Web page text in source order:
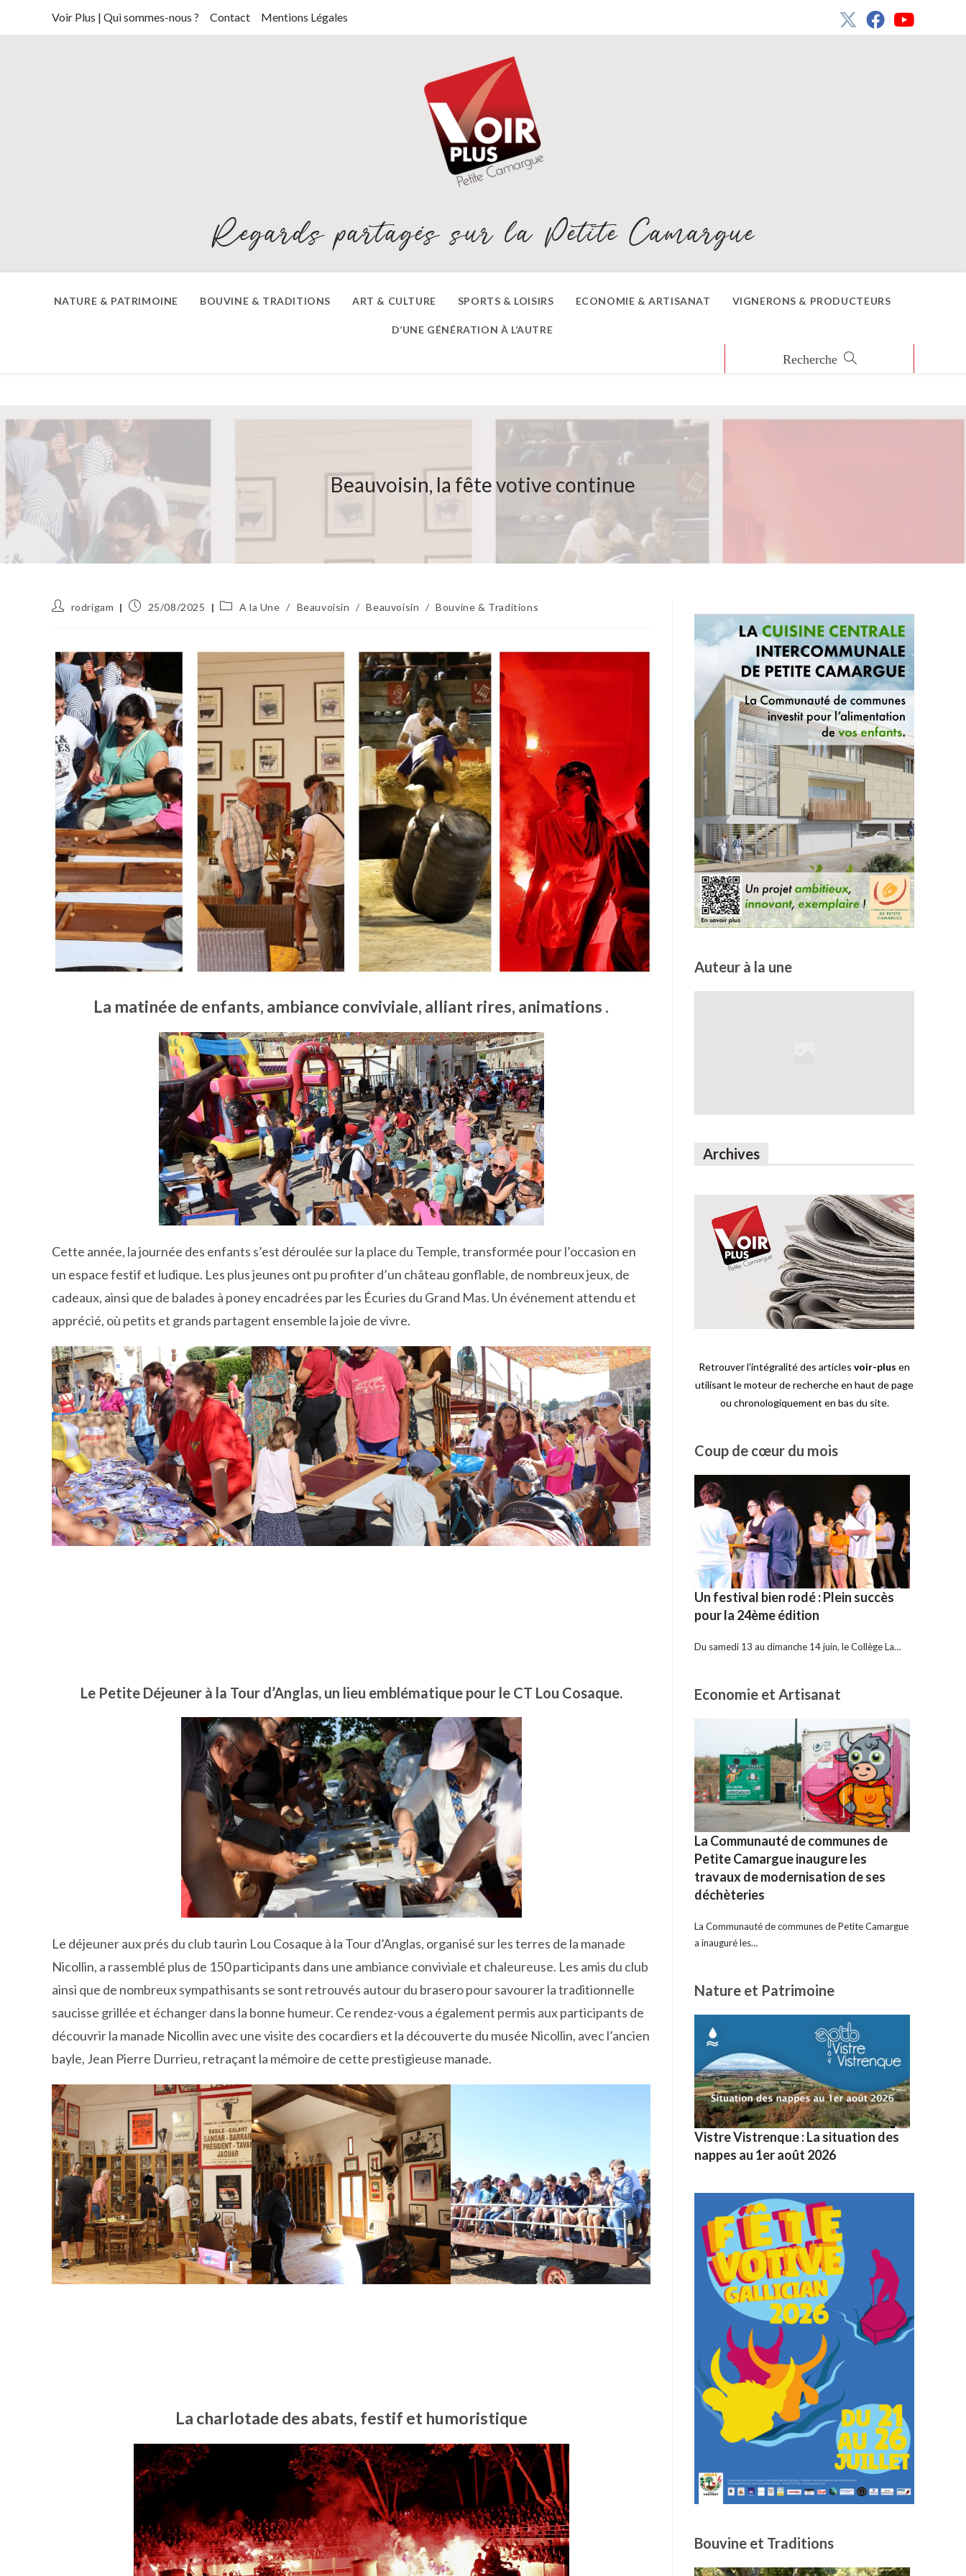
Voir Plus | Qui sommes-nous ? Contact Mentions Légales
Regards partagés sur la Petite Camargue
NATURE & PATRIMOINE BOUVINE & TRADITIONS ART & CULTURE SPORTS & LOISIRS ECONOMIE & ARTISANAT VIGNERONS & PRODUCTEURS
D’UNE GÉNÉRATION À L’AUTRE
Beauvoisin, la fête votive continue
Auteur/autrice
rodrigam
Publication
25/08/2025
PostA la Une / Beauvoisin / Beauvoisin / Bouvine & Traditions
La matinée de enfants, ambiance conviviale, alliant rires, animations .
Cette année, la journée des enfants s’est déroulée sur la place du Temple, transformée pour l’occasion en
un espace festif et ludique. Les plus jeunes ont pu profiter d’un château gonflable, de nombreux jeux, de
cadeaux, ainsi que de balades à poney encadrées par les Écuries du Grand Mas. Un événement attendu et
apprécié, où petits et grands partagent ensemble la joie de vivre.
Le Petite Déjeuner à la Tour d’Anglas, un lieu emblématique pour le CT Lou Cosaque.
Le déjeuner aux prés du club taurin Lou Cosaque à la Tour d’Anglas, organisé sur les terres de la manade
Nicollin, a rassemblé plus de 150 participants dans une ambiance conviviale et chaleureuse. Les amis du club
ainsi que de nombreux sympathisants se sont retrouvés autour du brasero pour savourer la traditionnelle
saucisse grillée et échanger dans la bonne humeur. Ce rendez-vous a également permis aux participants de
découvrir la manade Nicollin avec une visite des cocardiers et la découverte du musée Nicollin, avec l’ancien
bayle, Jean Pierre Durrieu, retraçant la mémoire de cette prestigieuse manade.
La charlotade des abats, festif et humoristique
Auteur à la une
Archives
Retrouver l'intégralité des articles voir-plus en
utilisant le moteur de recherche en haut de page
ou chronologiquement en bas du site.
Coup de cœur du mois
Un festival bien rodé : Plein succès
pour la 24ème édition
Du samedi 13 au dimanche 14 juin, le Collège La…
Economie et Artisanat
La Communauté de communes de
Petite Camargue inaugure les
travaux de modernisation de ses
déchèteries
La Communauté de communes de Petite Camargue
a inauguré les…
Nature et Patrimoine
Vistre Vistrenque : La situation des
nappes au 1er août 2026
Bouvine et Traditions